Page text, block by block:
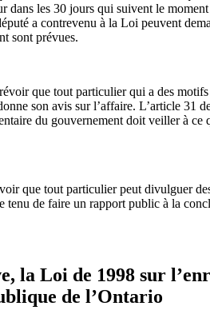
dans les 30 jours qui suivent le
a contrevenu à la Loi peuvent
sont prévues.
que tout particulier qui a des
son avis sur l’affaire. L’article
du gouvernement doit veiller à
que tout particulier peut divulguer
de faire un rapport public à la
la Loi de 1998 sur
de l’Ontario